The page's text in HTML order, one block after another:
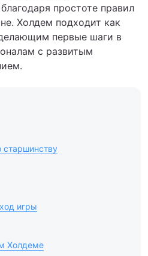
простоте правил
Холдем подходит как
первые шаги в
с развитым
старшинству
игры
Холдеме